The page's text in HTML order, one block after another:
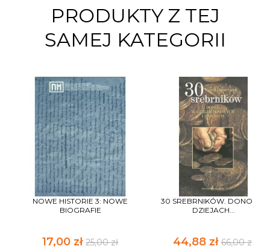
PRODUKTY Z TEJ
SAMEJ KATEGORII
NOWE HISTORIE 3: NOWE
BIOGRAFIE
17,00 zł 25,00 zł
30 SREBRNIKÓW. DONOS W
DZIEJACH...
44,88 zł66,00 zł